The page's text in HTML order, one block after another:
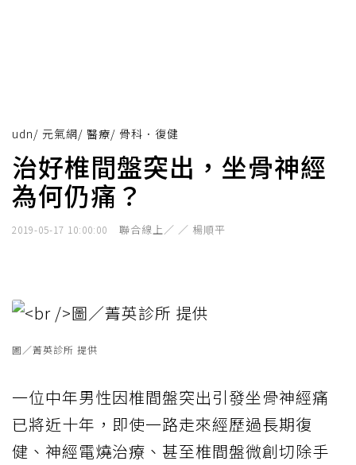
udn/ 元氣網/ 醫療/ 骨科．復健
治好椎間盤突出，坐骨神經
為何仍痛？
2019-05-17 10:00:00 聯合線上／ ／ 楊順平
圖／菁英診所 提供
一位中年男性因椎間盤突出引發坐骨神經痛
已將近十年，即使一路走來經歷過長期復
健、神經電燒治療、甚至椎間盤微創切除手